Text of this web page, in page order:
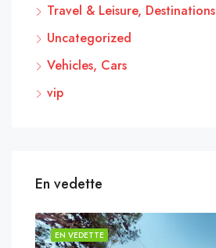
Travel & Leisure, Destinations
Uncategorized
Vehicles, Cars
vip
En vedette
EN VEDETTE